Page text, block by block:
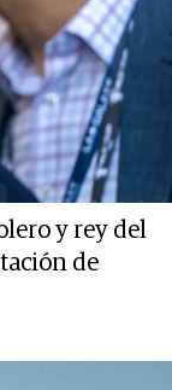
y rey del
de